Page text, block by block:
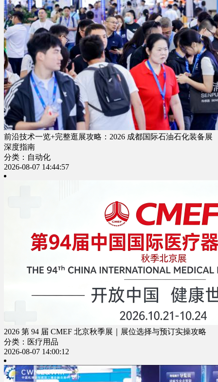
前沿技术一览+完整逛展攻略：2026 成都国际石油石化装备展
深度指南
分类：自动化
2026-08-07 14:44:57
2026 第 94 届 CMEF 北京秋季展｜展位选择与预订实操攻略
分类：医疗用品
2026-08-07 14:00:12